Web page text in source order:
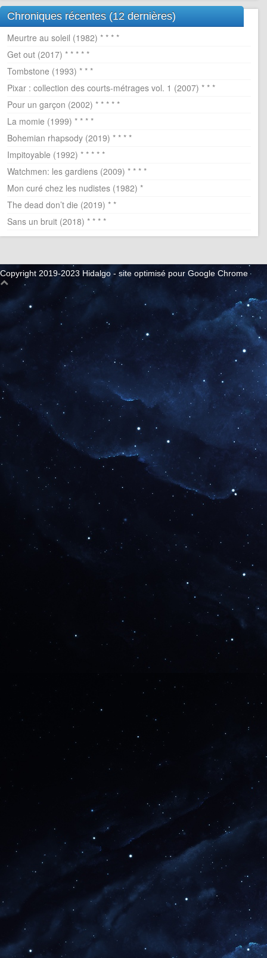
Chroniques récentes (12 dernières)
Meurtre au soleil (1982) * * * *
Get out (2017) * * * * *
Tombstone (1993) * * *
Pixar : collection des courts-métrages vol. 1 (2007) * * *
Pour un garçon (2002) * * * * *
La momie (1999) * * * *
Bohemian rhapsody (2019) * * * *
Impitoyable (1992) * * * * *
Watchmen: les gardiens (2009) * * * *
Mon curé chez les nudistes (1982) *
The dead don’t die (2019) * *
Sans un bruit (2018) * * * *
Copyright 2019-2023 Hidalgo - site optimisé pour Google Chrome